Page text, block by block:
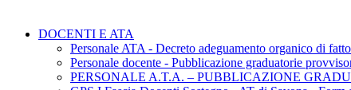
DOCENTI E ATA
Personale ATA - Decreto adeguamento organico di fatto
Personale docente - Pubblicazione graduatorie
PERSONALE A.T.A. – PUBBLICAZIONE